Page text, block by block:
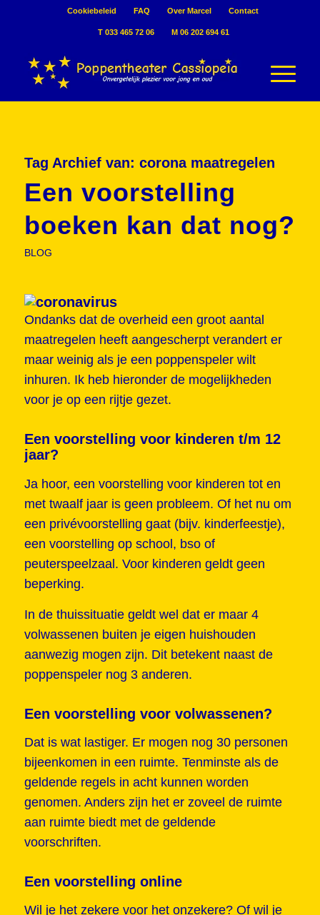
Cookiebeleid FAQ Over Marcel Contact
T 033 465 72 06 M 06 202 694 61
Tag Archief van: corona maatregelen
Een voorstelling
boeken kan dat nog?
BLOG
Ondanks dat de overheid een groot aantal
maatregelen heeft aangescherpt verandert er
maar weinig als je een poppenspeler wilt
inhuren. Ik heb hieronder de mogelijkheden
voor je op een rijtje gezet.
Een voorstelling voor kinderen t/m 12
jaar?
Ja hoor, een voorstelling voor kinderen tot en
met twaalf jaar is geen probleem. Of het nu om
een privévoorstelling gaat (bijv. kinderfeestje),
een voorstelling op school, bso of
peuterspeelzaal. Voor kinderen geldt geen
beperking.
In de thuissituatie geldt wel dat er maar 4
volwassenen buiten je eigen huishouden
aanwezig mogen zijn. Dit betekent naast de
poppenspeler nog 3 anderen.
Een voorstelling voor volwassenen?
Dat is wat lastiger. Er mogen nog 30 personen
bijeenkomen in een ruimte. Tenminste als de
geldende regels in acht kunnen worden
genomen. Anders zijn het er zoveel de ruimte
aan ruimte biedt met de geldende
voorschriften.
Een voorstelling online
Wil je het zekere voor het onzekere? Of wil je